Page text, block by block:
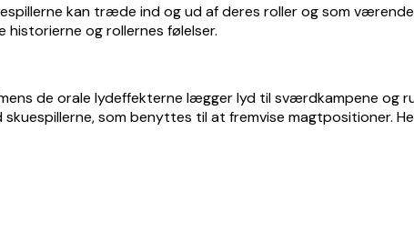
kan træde ind og ud af deres roller og som
og rollernes følelser.
de orale lydeffekterne lægger lyd til sværdkampene og
som benyttes til at fremvise magtpositioner.